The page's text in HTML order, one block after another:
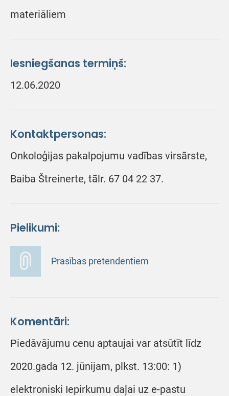
materiāliem
Iesniegšanas termiņš:
12.06.2020
Kontaktpersonas:
Onkoloģijas pakalpojumu vadības virsārste,
Baiba Štreinerte, tālr. 67 04 22 37.
Pielikumi:
Prasības pretendentiem
Komentāri:
Piedāvājumu cenu aptaujai var atsūtīt līdz
2020.gada 12. jūnijam, plkst. 13:00: 1)
elektroniski Iepirkumu daļai uz e-pastu